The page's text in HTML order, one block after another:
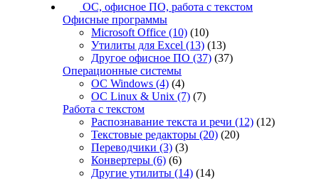
ОС, офисное ПО, работа с текстом
Офисные программы
Microsoft Office (10) (10)
Утилиты для Excel (13) (13)
Другое офисное ПО (37) (37)
Операционные системы
ОС Windows (4) (4)
ОС Linux & Unix (7) (7)
Работа с текстом
Распознавание текста и речи (12) (12)
Текстовые редакторы (20) (20)
Переводчики (3) (3)
Конвертеры (6) (6)
Другие утилиты (14) (14)